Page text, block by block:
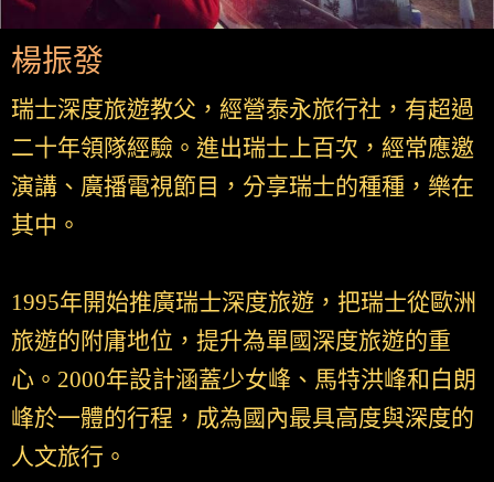
楊振發
瑞士深度旅遊教父，經營泰永旅行社，有超過
二十年領隊經驗。進出瑞士上百次，經常應邀
演講、廣播電視節目，分享瑞士的種種，樂在
其中。
1995年開始推廣瑞士深度旅遊，把瑞士從歐洲
旅遊的附庸地位，提升為單國深度旅遊的重
心。2000年設計涵蓋少女峰、馬特洪峰和白朗
峰於一體的行程，成為國內最具高度與深度的
人文旅行。